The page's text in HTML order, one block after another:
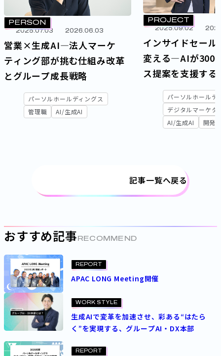
PERSON
2025.07.03 2026.06.03
営業×生成AI―法人マーケ
ティング部が挑む仕組み改革
とグループ成長戦略
パーソルホールディングス
管理職
AI/生成AI
PROJECT
2025.09.02
インサイドセール
変える―AIが300
ス提案を支援する
「CONNECTIS」
パーソルホールデ
デジタルマーケタ
AI/生成AI
開発
記事一覧へ戻る
おすすめ記事 RECOMMEND
REPORT
APAC LONG Meeting開催
WORK STYLE
生成AIで変革を加速させ、彩ある“はたら
く”を実現する、グループAI・DX本部
REPORT